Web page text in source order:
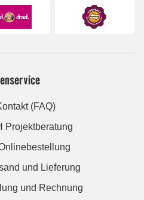
(FAQ)
Projektberatung
und Lieferung
und Rechnung